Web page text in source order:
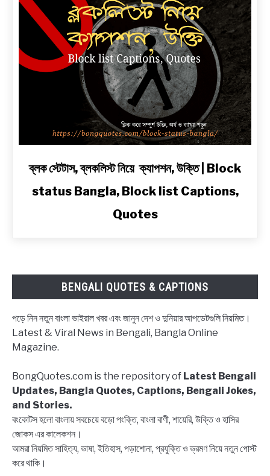
সেরা
প্রেম,
রোমান্টিক,
অ্যাটিটিউড
link
Bangla,
Block
list
Quotes
ব্লক স্টেটাস, ব্লকলিস্ট নিয়ে ক্যাপশন, উক্তি | Block
status Bangla, Block list Captions,
Quotes
BENGALI QUOTES & CAPTIONS
পড়ে নিন নতুন বাংলা ভাইরাল খবর এবং জানুন দেশ ও দুনিয়ার আপডেটগুলি নিয়মিত।
Latest & Viral News in Bengali, Bangla Online
Magazine.
BongQuotes.com is the repository of Latest Bengali
Updates, Bangla Quotes, Captions, Bengali Jokes,
and Stories.
বংকোটস হলো বাংলায় সবচেয়ে বড়ো পংক্তি, বাংলা বাণী, শায়েরি, উক্তি ও হাসির
জোকস এর কালেকশন।
আমরা নিয়মিত সাহিত্য, ভাষা, ইতিহাস, পড়াশোনা, প্রযুক্তি ও ভ্রমণ নিয়ে নতুন পোস্ট
করে থাকি।